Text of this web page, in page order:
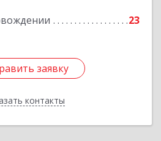
23
заявку
контакты
заявку
Назад